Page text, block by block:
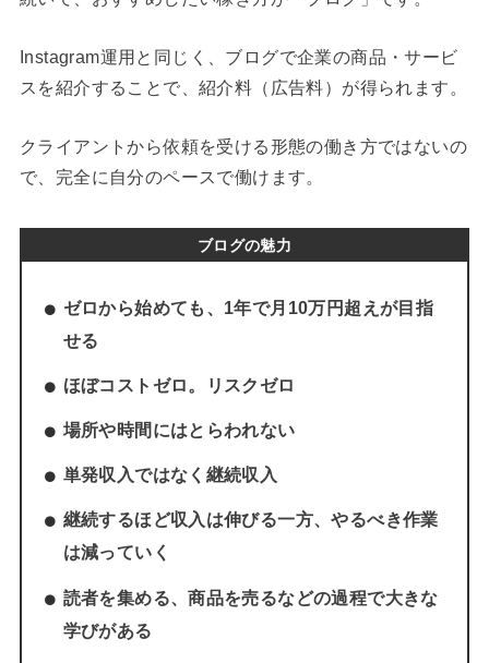
Instagram運用と同じく、ブログで企業の商品・サービ
スを紹介することで、紹介料（広告料）が得られます。
クライアントから依頼を受ける形態の働き方ではないの
で、完全に自分のペースで働けます。
ブログの魅力
ゼロから始めても、1年で月10万円超えが目指
せる
ほぼコストゼロ。リスクゼロ
場所や時間にはとらわれない
単発収入ではなく継続収入
継続するほど収入は伸びる一方、やるべき作業
は減っていく
読者を集める、商品を売るなどの過程で大きな
学びがある